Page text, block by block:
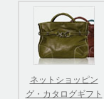
ネットショッピン
グ・カタログギフト